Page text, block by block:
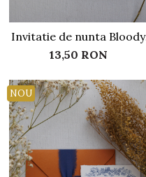
Invitatie de nunta Bloody
Mary
13,50 RON
NOU